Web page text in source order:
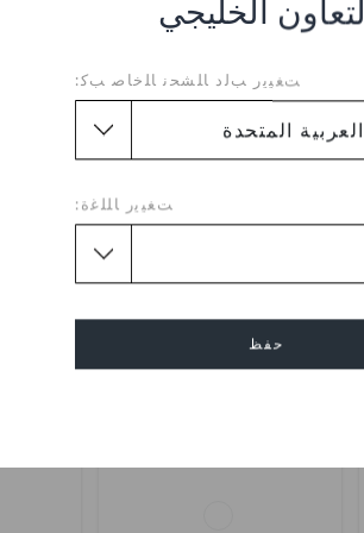
التعاون الخليجي
ﺖﻐﻴﻳﺭ ﺐﻟﺩ ﺎﻠﺸﺤﻧ ﺎﻠﺧﺎﺻ ﺐﻛ:
ﺖﻐﻴﻳﺭ ﺎﻠﻠﻏﺓ:
حفظ